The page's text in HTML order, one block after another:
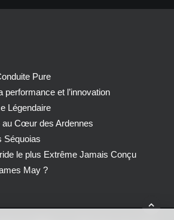
Pure
et l’innovation
Légendaire
au Cœur des Ardennes
Séquoias
le plus Extrême Jamais Conçu
May ?